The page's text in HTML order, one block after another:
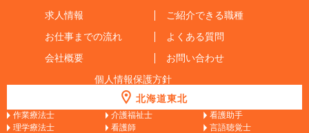
求人情報
ご紹介できる職種
お仕事までの流れ
よくある質問
会社概要
お問い合わせ
個人情報保護方針
北海道東北
作業療法士 介護福祉士
看護助手
理学療法士
看護師
言語聴覚士